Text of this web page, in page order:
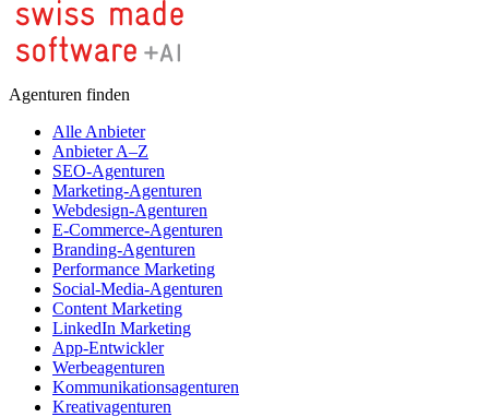
Agenturen finden
Alle Anbieter
Anbieter A–Z
SEO-Agenturen
Marketing-Agenturen
Webdesign-Agenturen
E-Commerce-Agenturen
Branding-Agenturen
Performance Marketing
Social-Media-Agenturen
Content Marketing
LinkedIn Marketing
App-Entwickler
Werbeagenturen
Kommunikationsagenturen
Kreativagenturen